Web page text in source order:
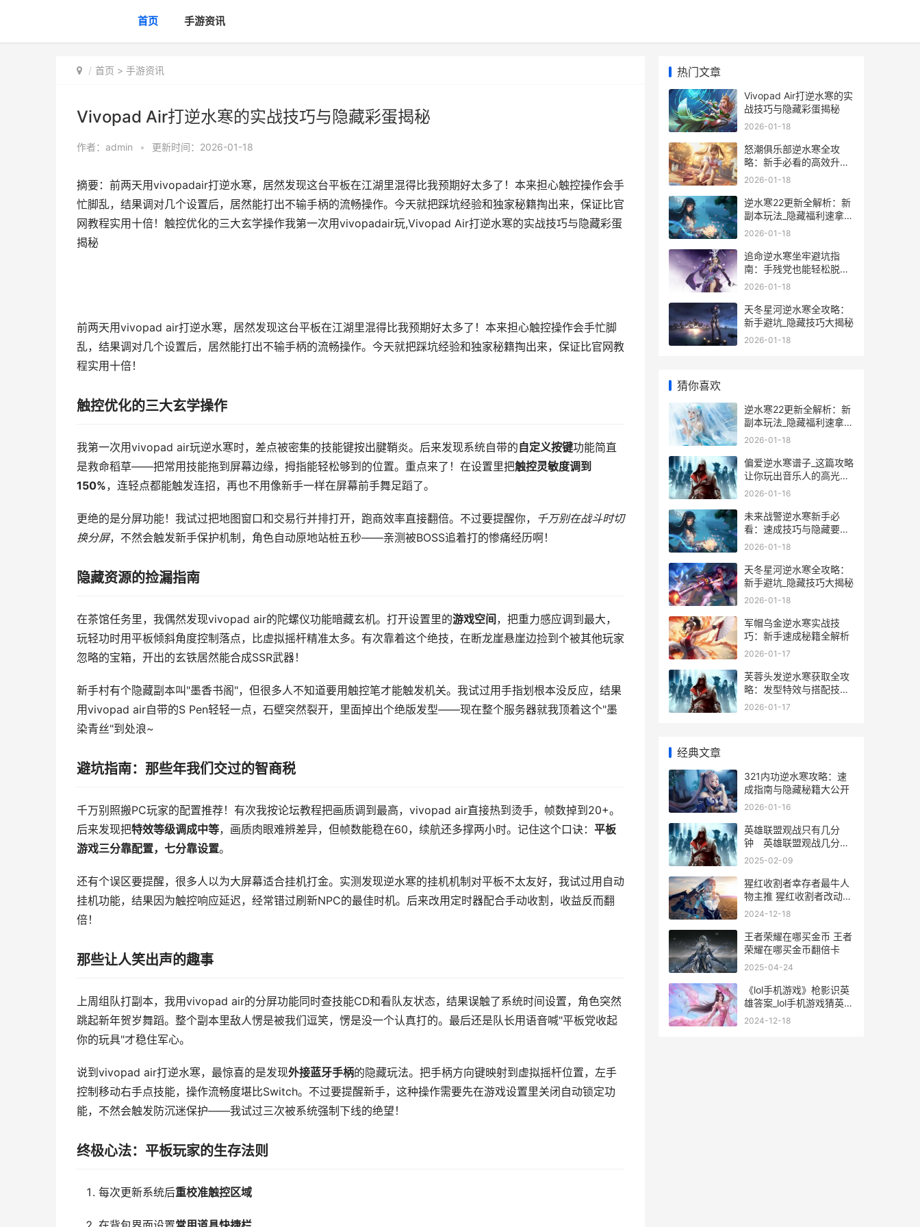
首页 手游资讯
首页 > 手游资讯
Vivopad Air打逆水寒的实战技巧与隐藏彩蛋揭秘
作者： admin • 更新时间：2026-01-18
摘要：前两天用vivopadair打逆水寒，居然发现这台平板在江湖里混得比我预期好太多了！本来担心触控操作会手
忙脚乱，结果调对几个设置后，居然能打出不输手柄的流畅操作。今天就把踩坑经验和独家秘籍掏出来，保证比官
网教程实用十倍！触控优化的三大玄学操作我第一次用vivopadair玩,Vivopad Air打逆水寒的实战技巧与隐藏彩蛋
揭秘
前两天用vivopad air打逆水寒，居然发现这台平板在江湖里混得比我预期好太多了！本来担心触控操作会手忙脚
乱，结果调对几个设置后，居然能打出不输手柄的流畅操作。今天就把踩坑经验和独家秘籍掏出来，保证比官网教
程实用十倍！
触控优化的三大玄学操作
我第一次用vivopad air玩逆水寒时，差点被密集的技能键按出腱鞘炎。后来发现系统自带的自定义按键功能简直
是救命稻草——把常用技能拖到屏幕边缘，拇指能轻松够到的位置。重点来了！在设置里把触控灵敏度调到
150%，连轻点都能触发连招，再也不用像新手一样在屏幕前手舞足蹈了。
更绝的是分屏功能！我试过把地图窗口和交易行并排打开，跑商效率直接翻倍。不过要提醒你，
千万别在战斗时切
换分屏，不然会触发新手保护机制，角色自动原地站桩五秒——亲测被BOSS追着打的惨痛经历啊！
隐藏资源的捡漏指南
在茶馆任务里，我偶然发现vivopad air的陀螺仪功能暗藏玄机。打开设置里的游戏空间 ，把重力感应调到最大，
玩轻功时用平板倾斜角度控制落点，比虚拟摇杆精准太多。有次靠着这个绝技，在断龙崖悬崖边捡到个被其他玩家
忽略的宝箱，开出的玄铁居然能合成SSR武器！
新手村有个隐藏副本叫"墨香书阁"，但很多人不知道要用触控笔才能触发机关。我试过用手指划根本没反应，结果
用vivopad air自带的S Pen轻轻一点，石壁突然裂开，里面掉出个绝版发型——现在整个服务器就我顶着这个"墨
染青丝"到处浪~
避坑指南：那些年我们交过的智商税
千万别照搬PC玩家的配置推荐！有次我按论坛教程把画质调到最高，vivopad air直接热到烫手，帧数掉到20+。
后来发现把特效等级调成中等，画质肉眼难辨差异，但帧数能稳在60，续航还多撑两小时。记住这个口诀： 平板
游戏三分靠配置，七分靠设置。
还有个误区要提醒，很多人以为大屏幕适合挂机打金。实测发现逆水寒的挂机机制对平板不太友好，我试过用自动
挂机功能，结果因为触控响应延迟，经常错过刷新NPC的最佳时机。后来改用定时器配合手动收割，收益反而翻
倍！
那些让人笑出声的趣事
上周组队打副本，我用vivopad air的分屏功能同时查技能CD和看队友状态，结果误触了系统时间设置，角色突然
跳起新年贺岁舞蹈。整个副本里敌人愣是被我们逗笑，愣是没一个认真打的。最后还是队长用语音喊"平板党收起
你的玩具"才稳住军心。
说到vivopad air打逆水寒，最惊喜的是发现外接蓝牙手柄的隐藏玩法。把手柄方向键映射到虚拟摇杆位置，左手
控制移动右手点技能，操作流畅度堪比Switch。不过要提醒新手，这种操作需要先在游戏设置里关闭自动锁定功
能，不然会触发防沉迷保护——我试过三次被系统强制下线的绝望！
终极心法：平板玩家的生存法则
每次更新系统后重校准触控区域
热门文章
Vivopad Air打逆水寒的实
战技巧与隐藏彩蛋揭秘
2026-01-18
怒潮俱乐部逆水寒全攻
略：新手必看的高效升级
秘籍
2026-01-18
逆水寒22更新全解析：新
副本玩法_隐藏福利速拿攻
略
2026-01-18
追命逆水寒坐牢避坑指
南：手残党也能轻松脱身
的实战技巧
2026-01-18
天冬星河逆水寒全攻略：
新手避坑_隐藏技巧大揭秘
2026-01-18
猜你喜欢
逆水寒22更新全解析：新
副本玩法_隐藏福利速拿攻
略
2026-01-18
偏爱逆水寒谱子_这篇攻略
让你玩出音乐人的高光时
刻
2026-01-16
未来战警逆水寒新手必
看：速成技巧与隐藏要素
全解析
2026-01-18
天冬星河逆水寒全攻略：
新手避坑_隐藏技巧大揭秘
2026-01-18
军帽乌金逆水寒实战技
巧：新手速成秘籍全解析
2026-01-17
芙蓉头发逆水寒获取全攻
略：发型特效与搭配技巧
大揭秘
2026-01-17
经典文章
321内功逆水寒攻略：速
成指南与隐藏秘籍大公开
2026-01-16
英雄联盟观战只有几分
钟 英雄联盟观战几分钟
延迟-引瓴数智
2025-02-09
猩红收割者幸存者最牛人
物主推 猩红收割者改动历
史
2024-12-18
王者荣耀在哪买金币 王者
荣耀在哪买金币翻倍卡
2025-04-24
《lol手机游戏》枪影识英
雄答案_lol手机游戏猜英雄
手机版英雄联盟手游
2024-12-18